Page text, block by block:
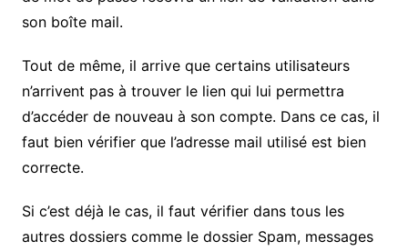
son boîte mail.
Tout de même, il arrive que certains utilisateurs
n’arrivent pas à trouver le lien qui lui permettra
d’accéder de nouveau à son compte. Dans ce cas, il
faut bien vérifier que l’adresse mail utilisé est bien
correcte.
Si c’est déjà le cas, il faut vérifier dans tous les
autres dossiers comme le dossier Spam, messages